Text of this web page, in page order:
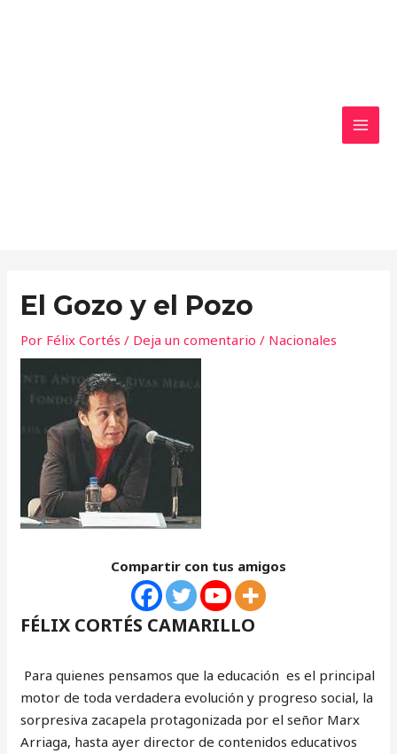
El Gozo y el Pozo
Por Félix Cortés/ Deja un comentario / Nacionales
Compartir con tus amigos
FÉLIX CORTÉS CAMARILLO
Para quienes pensamos que la educación es el principal
motor de toda verdadera evolución y progreso social, la
sorpresiva zacapela protagonizada por el señor Marx
Arriaga, hasta ayer director de contenidos educativos